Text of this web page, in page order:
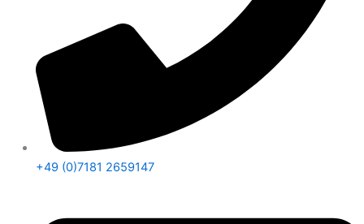
+49 (0)7181 2659147